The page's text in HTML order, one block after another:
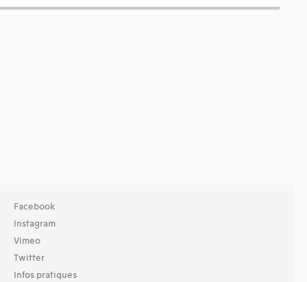
Facebook
Instagram
Vimeo
Twitter
Infos pratiques